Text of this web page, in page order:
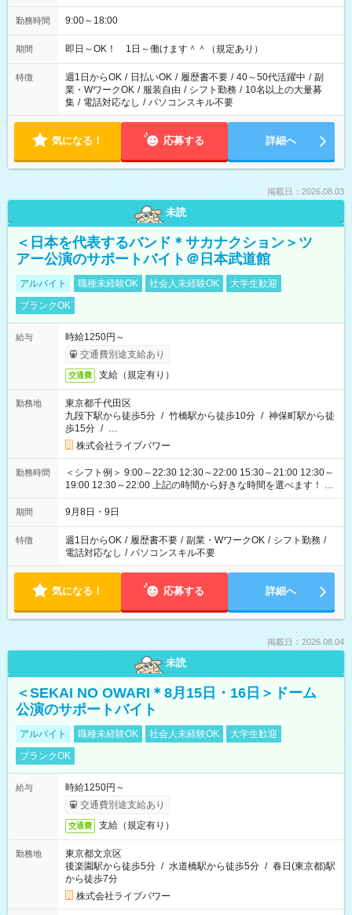
勤務時間 9:00～18:00
期間 即日～OK！ 1日～働けます＾＾（規定あり）
特徴 週1日からOK / 日払いOK / 履歴書不要 / 40～50代活躍中 / 副
業・WワークOK / 服装自由 / シフト勤務 / 10名以上の大量募
集 / 電話対応なし / パソコンスキル不要
気になる！ 応募する 詳細へ
掲載日：2026.08.03
未読
＜日本を代表するバンド＊サカナクション＞ツ
アー公演のサポートバイト＠日本武道館
アルバイト 職種未経験OK 社会人未経験OK
大学生歓迎
ブランクOK
給与
時給1250円～
交通費別途支給あり
交通費 支給（規定有り）
勤務地
東京都千代田区
九段下駅から徒歩5分 / 竹橋駅から徒歩10分 / 神保町駅から徒
歩15分 / …
株式会社ライブパワー
勤務時間
＜シフト例＞ 9:00～22:30 12:30～22:00 15:30～21:00 12:30～
19:00 12:30～22:00 上記の時間から好きな時間を選べます！ ※
時間は変更となる可能性があります
期間 9月8日・9日
特徴 週1日からOK / 履歴書不要 / 副業・WワークOK / シフト勤務 /
電話対応なし / パソコンスキル不要
気になる！ 応募する 詳細へ
掲載日：2026.08.04
未読
＜SEKAI NO OWARI＊8月15日・16日＞ドーム
公演のサポートバイト
アルバイト 職種未経験OK 社会人未経験OK
大学生歓迎
ブランクOK
給与
時給1250円～
交通費別途支給あり
交通費 支給（規定有り）
勤務地
東京都文京区
後楽園駅から徒歩5分 / 水道橋駅から徒歩5分 / 春日(東京都)駅
から徒歩7分
株式会社ライブパワー